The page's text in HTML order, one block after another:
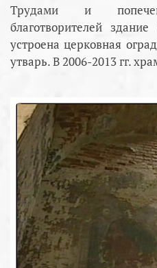
Трудами и
благотворителей
устроена церковная
утварь. В 2006-2013 гг.